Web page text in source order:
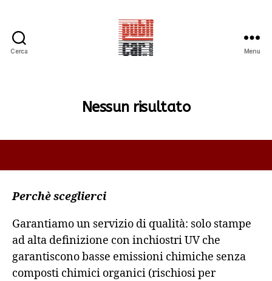
Cerca Menu
Nessun risultato
Perchè sceglierci
Garantiamo un servizio di qualità: solo stampe
ad alta definizione con inchiostri UV che
garantiscono basse emissioni chimiche senza
composti chimici organici (rischiosi per